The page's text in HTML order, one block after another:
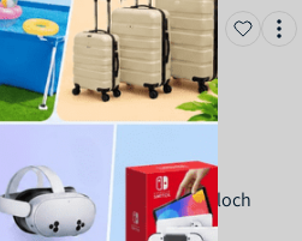
Aspiration Pointe S0105L Bloch